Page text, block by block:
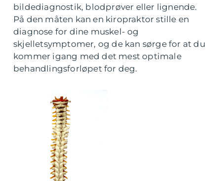
bildediagnostik, blodprøver eller lignende.
På den måten kan en kiropraktor stille en
diagnose for dine muskel- og
skjelletsymptomer, og de kan sørge for at du
kommer igang med det mest optimale
behandlingsforløpet for deg.